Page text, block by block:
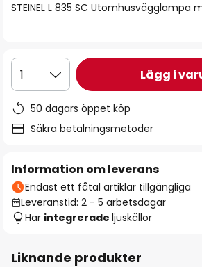
STEINEL L 835 SC Utomhusvägglampa
1 Lägg i
50 dagars öppet köp
Säkra betalningsmetoder
Information om leverans
Endast ett fåtal artiklar tillgängliga
Leveranstid: 2 - 5 arbetsdagar
Har integrerade ljuskällor
Liknande produkter